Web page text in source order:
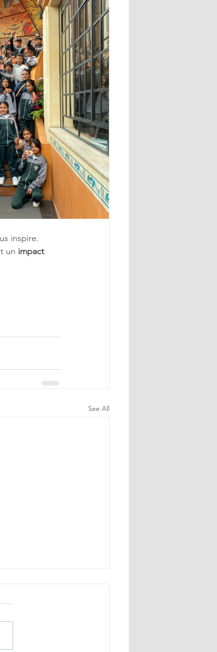
inspire.
un impact
See All